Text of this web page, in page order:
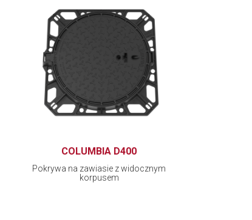
COLUMBIA D400
Pokrywa na zawiasie z widocznym
korpusem